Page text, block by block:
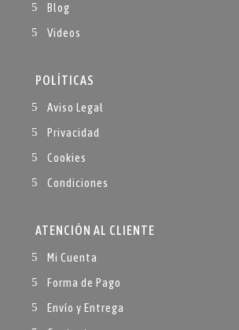
Blog
Videos
POLÍTICAS
Aviso Legal
Privacidad
Cookies
Condiciones
ATENCIÓN AL CLIENTE
Mi Cuenta
Forma de Pago
Envío y Entrega